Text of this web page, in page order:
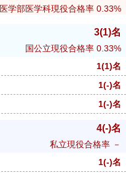
医学部医学科現役合格率 0.33%
3(1)名
国公立現役合格率 0.33%
1(1)名
1(-)名
1(-)名
4(-)名
私立現役合格率 －
1(-)名